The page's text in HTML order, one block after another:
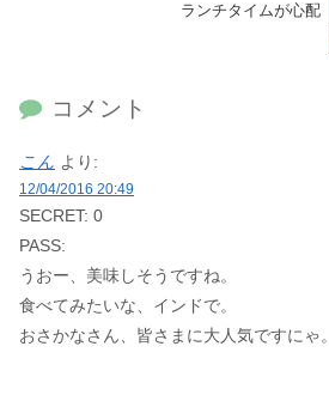
ランチタイムが心配
コメント
こん より:
12/04/2016 20:49
SECRET: 0
PASS:
うおー、美味しそうですね。
食べてみたいな、インドで。
おさかなさん、皆さまに大人気ですにゃ。